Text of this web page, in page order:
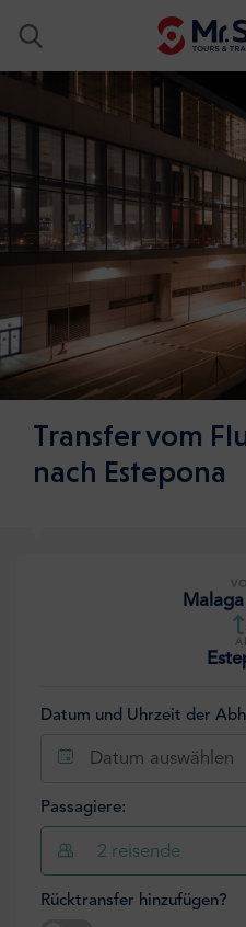
Transfer vom
nach Estepona
Datum und Uhrzeit der
Datum auswählen
Passagiere:
2 reisende
Rücktransfer hinzufügen?